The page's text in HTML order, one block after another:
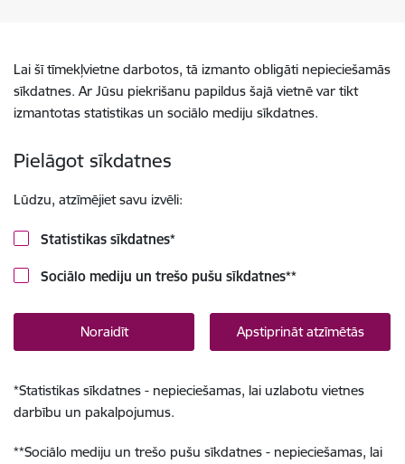
Lai šī tīmekļvietne darbotos, tā izmanto obligāti nepieciešamās
sīkdatnes. Ar Jūsu piekrišanu papildus šajā vietnē var tikt
izmantotas statistikas un sociālo mediju sīkdatnes.
Pielāgot sīkdatnes
Lūdzu, atzīmējiet savu izvēli:
Statistikas sīkdatnes*
Sociālo mediju un trešo pušu sīkdatnes**
Noraidīt Apstiprināt atzīmētās
*Statistikas sīkdatnes - nepieciešamas, lai uzlabotu vietnes
darbību un pakalpojumus.
**Sociālo mediju un trešo pušu sīkdatnes - nepieciešamas, lai